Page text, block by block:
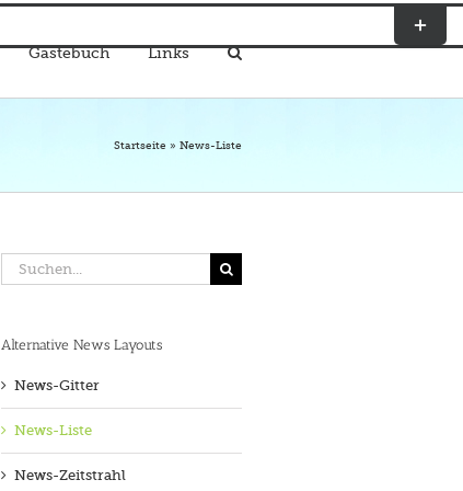
Gästebuch Links
Startseite » News-Liste
Suche
nach:
Alternative News Layouts
News-Gitter
News-Liste
News-Zeitstrahl
Toggle
Sliding